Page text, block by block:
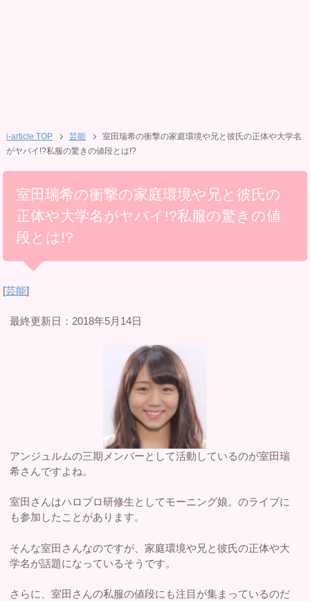
i-article TOP 芸能
室田瑞希の衝撃の家庭環境や兄と彼氏の正体や大学名
がヤバイ!?私服の驚きの値段とは!?
室田瑞希の衝撃の家庭環境や兄と彼氏の
正体や大学名がヤバイ!?私服の驚きの値
段とは!?
[芸能]
最終更新日：2018年5月14日
アンジュルムの三期メンバーとして活動しているのが室田瑞
希さんですよね。
室田さんはハロプロ研修生としてモーニング娘。のライブに
も参加したことがあります。
そんな室田さんなのですが、家庭環境や兄と彼氏の正体や大
学名が話題になっているそうです。
さらに、室田さんの私服の値段にも注目が集まっているのだ